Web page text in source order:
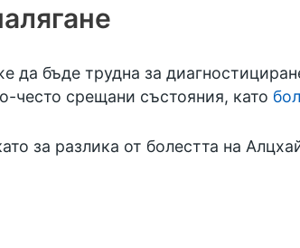
да бъде трудна за
често срещани състояния, като
за разлика от болестта на